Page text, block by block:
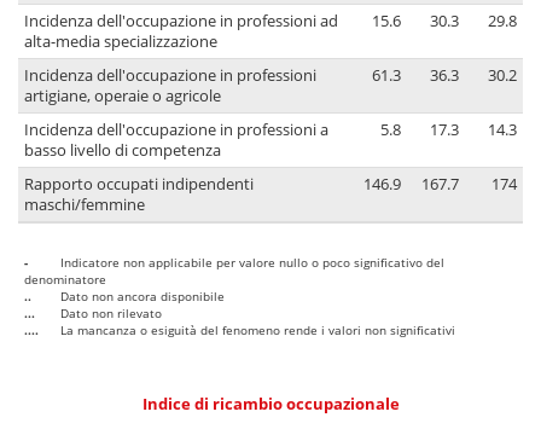
Incidenza dell'occupazione in professioni ad
alta-media specializzazione
15.6 30.3 29.8
Incidenza dell'occupazione in professioni
artigiane, operaie o agricole
61.3 36.3 30.2
Incidenza dell'occupazione in professioni a
basso livello di competenza
5.8 17.3 14.3
Rapporto occupati indipendenti
maschi/femmine
146.9 167.7 174
-
Indicatore non applicabile per valore nullo o poco significativo del
denominatore
..
Dato non ancora disponibile
...
Dato non rilevato
....
La mancanza o esiguità del fenomeno rende i valori non significativi
Indice di ricambio occupazionale